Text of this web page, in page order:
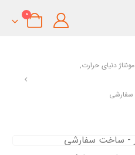
0
مونتاژ دنیای حرارت,